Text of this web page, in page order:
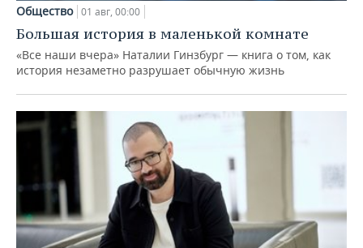
Общество 01 авг, 00:00
Большая история в маленькой комнате
«Все наши вчера» Наталии Гинзбург — книга о том, как
история незаметно разрушает обычную жизнь